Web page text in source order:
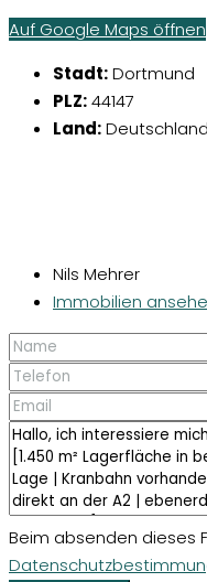
Auf Google Maps öffnen
Stadt:Dortmund
PLZ:44147
Land:Deutschland
Nils Mehrer
Immobilien
Beim absenden dieses